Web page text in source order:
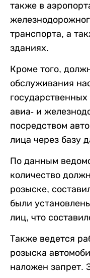
также в
транспорта, а
зданиях.
Кроме того,
обслуживания
авиа- и
посредством
лица через базу
По данным
количество
розыске,
были
лиц, что
Также ведется
розыска
наложен запрет.